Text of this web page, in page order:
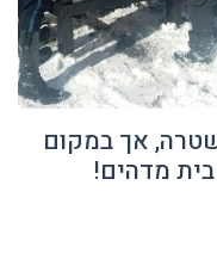
אך במקום
מדהים!